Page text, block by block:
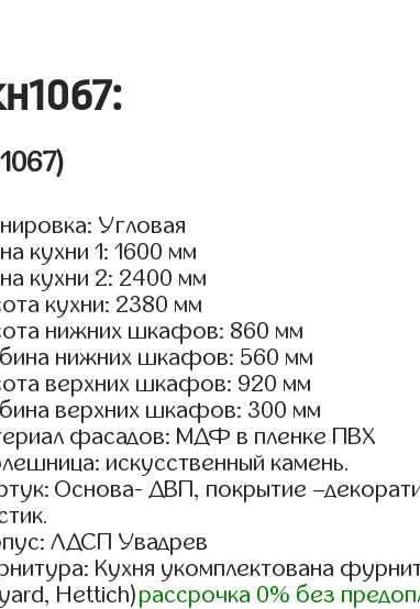
Угловая
кухни 1: 1600 мм
кухни 2: 2400 мм
кухни: 2380 мм
нижних шкафов: 860 мм
нижних шкафов: 560 мм
верхних шкафов: 920 мм
верхних шкафов: 300 мм
фасадов: МДФ в пленке ПВХ
искусственный камень.
Основа- ДВП, покрытие
ЛДСП Увадрев
Кухня укомплектована
Hettich)рассрочка 0% без